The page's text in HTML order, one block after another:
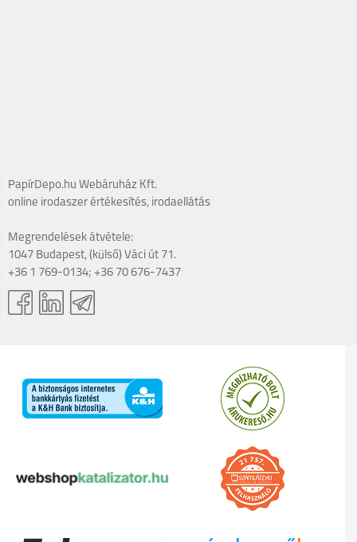
PapírDepo.hu Webáruház Kft.
online irodaszer értékesítés, irodaellátás
Megrendelések átvétele:
1047 Budapest, (külső) Váci út 71.
+36 1 769-0134; +36 70 676-7437